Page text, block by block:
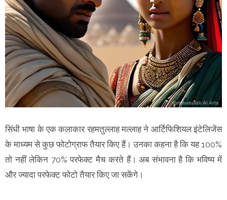
सिंधी भाषा के एक कलाकार रहमतुल्लाह मल्लाह ने आर्टिफिशियल इंटेलिजेंस
के माध्यम से कुछ फोटोग्राफ तैयार किए हैं। उनका कहना है कि यह 100%
तो नहीं लेकिन 70% परफेक्ट मैच करते हैं। अब संभावना है कि भविष्य में
और ज्यादा परफेक्ट फोटो तैयार किए जा सकेंगे।